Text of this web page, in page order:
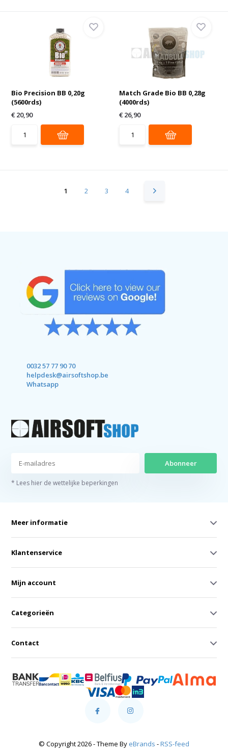
Bio Precision BB 0,20g
(5600rds)
€ 20,90
Match Grade Bio BB 0,28g
(4000rds)
€ 26,90
1 2 3 4
0032 57 77 90 70
helpdesk@airsoftshop.be
Whatsapp
Abonneer
* Lees hier de wettelijke beperkingen
Meer informatie
Klantenservice
Mijn account
Categorieën
Contact
© Copyright 2026 - Theme By eBrands -RSS-feed